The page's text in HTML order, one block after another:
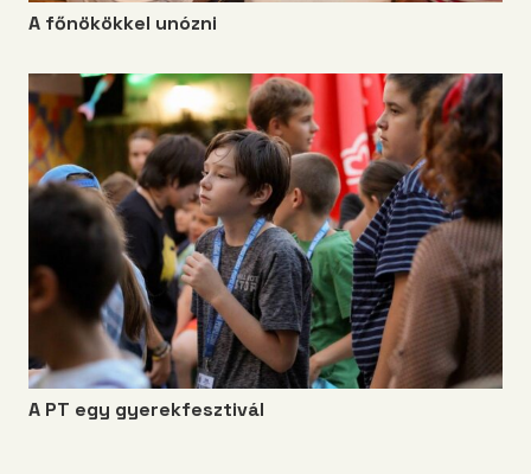
A főnökökkel unózni
A PT egy gyerekfesztivál